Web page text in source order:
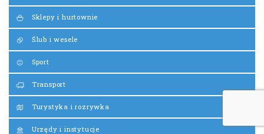
Sklepy i hurtownie
Ślub i wesele
Sport
Transport
Turystyka i rozrywka
Urzędy i instytucje